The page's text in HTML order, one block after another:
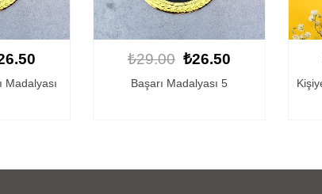
5
₺29.00 ₺26.50
Kişiye Özel Başarı Madalyası 3